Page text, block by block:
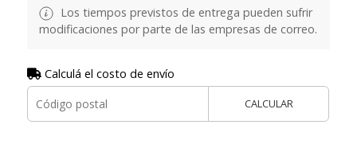
Los tiempos previstos de entrega pueden sufrir
modificaciones por parte de las empresas de correo.
Calculá el costo de envío
CALCULAR